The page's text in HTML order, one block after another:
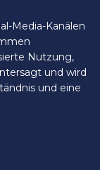
Media-Kanälen
Nutzung,
und wird
und eine